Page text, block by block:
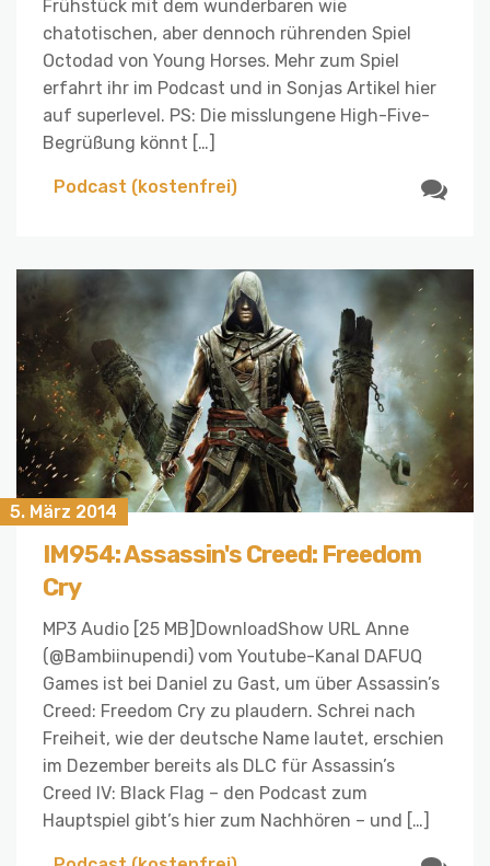
Frühstück mit dem wunderbaren wie
chatotischen, aber dennoch rührenden Spiel
Octodad von Young Horses. Mehr zum Spiel
erfahrt ihr im Podcast und in Sonjas Artikel hier
auf superlevel. PS: Die misslungene High-Five-
Begrüßung könnt […]
Podcast (kostenfrei)
5. März 2014
IM954: Assassin's Creed: Freedom
Cry
MP3 Audio [25 MB]DownloadShow URL Anne
(@Bambiinupendi) vom Youtube-Kanal DAFUQ
Games ist bei Daniel zu Gast, um über Assassin’s
Creed: Freedom Cry zu plaudern. Schrei nach
Freiheit, wie der deutsche Name lautet, erschien
im Dezember bereits als DLC für Assassin’s
Creed IV: Black Flag – den Podcast zum
Hauptspiel gibt’s hier zum Nachhören – und […]